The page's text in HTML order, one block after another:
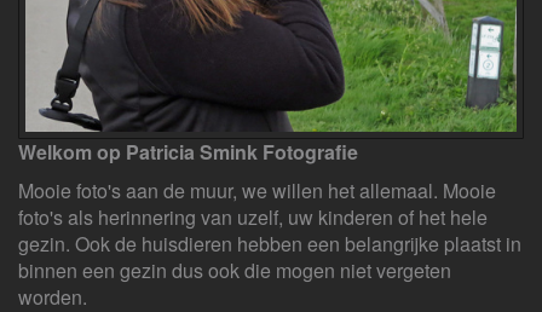
Welkom op Patricia Smink Fotografie
Mooie foto's aan de muur, we willen het allemaal. Mooie
foto's als herinnering van uzelf, uw kinderen of het hele
gezin. Ook de huisdieren hebben een belangrijke plaatst in
binnen een gezin dus ook die mogen niet vergeten
worden.